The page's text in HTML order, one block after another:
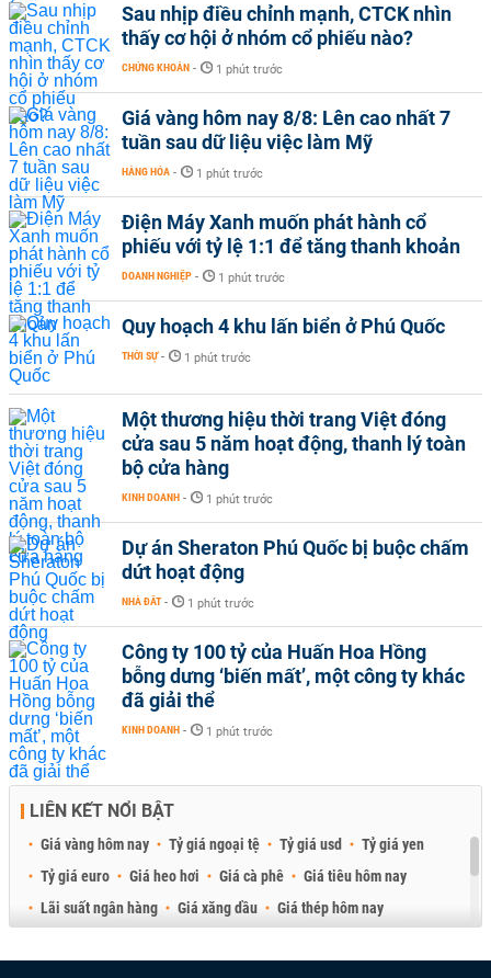
Sau nhịp điều chỉnh mạnh, CTCK nhìn
thấy cơ hội ở nhóm cổ phiếu nào?
CHỨNG KHOÁN - 1 phút trước
Giá vàng hôm nay 8/8: Lên cao nhất 7
tuần sau dữ liệu việc làm Mỹ
HÀNG HÓA - 1 phút trước
Điện Máy Xanh muốn phát hành cổ
phiếu với tỷ lệ 1:1 để tăng thanh khoản
DOANH NGHIỆP - 1 phút trước
Quy hoạch 4 khu lấn biển ở Phú Quốc
THỜI SỰ - 1 phút trước
Một thương hiệu thời trang Việt đóng
cửa sau 5 năm hoạt động, thanh lý toàn
bộ cửa hàng
KINH DOANH - 1 phút trước
Dự án Sheraton Phú Quốc bị buộc chấm
dứt hoạt động
NHÀ ĐẤT - 1 phút trước
Công ty 100 tỷ của Huấn Hoa Hồng
bỗng dưng ‘biến mất’, một công ty khác
đã giải thể
KINH DOANH - 1 phút trước
LIÊN KẾT NỔI BẬT
Giá vàng hôm nay Tỷ giá ngoại tệ Tỷ giá usd
Tỷ giá yen
Tỷ giá euro
Giá heo hơi Giá cà phê
Giá tiêu hôm nay
Lãi suất ngân hàng
Giá xăng dầu
Giá thép hôm nay